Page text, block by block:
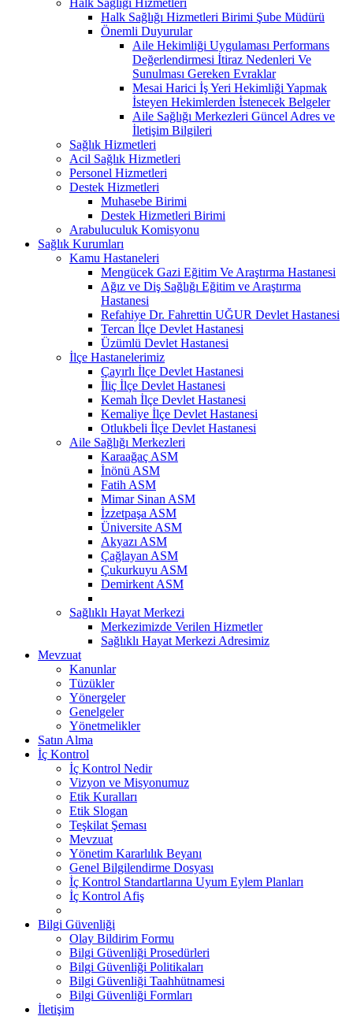
Halk Sağlığı Hizmetleri Birimi Şube Müdürü
Önemli Duyurular
Aile Hekimliği Uygulaması Performans
Değerlendirmesi İtiraz Nedenleri Ve
Sunulması Gereken Evraklar
Mesai Harici İş Yeri Hekimliği Yapmak
İsteyen Hekimlerden İstenecek Belgeler
Aile Sağlığı Merkezleri Güncel Adres ve
İletişim Bilgileri
Sağlık Hizmetleri
Acil Sağlık Hizmetleri
Personel Hizmetleri
Destek Hizmetleri
Muhasebe Birimi
Destek Hizmetleri Birimi
Arabuluculuk Komisyonu
Sağlık Kurumları
Kamu Hastaneleri
Mengücek Gazi Eğitim Ve Araştırma Hastanesi
Ağız ve Diş Sağlığı Eğitim ve Araştırma
Hastanesi
Refahiye Dr. Fahrettin UĞUR Devlet Hastanesi
Tercan İlçe Devlet Hastanesi
Üzümlü Devlet Hastanesi
İlçe Hastanelerimiz
Çayırlı İlçe Devlet Hastanesi
İliç İlçe Devlet Hastanesi
Kemah İlçe Devlet Hastanesi
Kemaliye İlçe Devlet Hastanesi
Otlukbeli İlçe Devlet Hastanesi
Aile Sağlığı Merkezleri
Karaağaç ASM
İnönü ASM
Fatih ASM
Mimar Sinan ASM
İzzetpaşa ASM
Üniversite ASM
Akyazı ASM
Çağlayan ASM
Çukurkuyu ASM
Demirkent ASM
Sağlıklı Hayat Merkezi
Merkezimizde Verilen Hizmetler
Sağlıklı Hayat Merkezi Adresimiz
Mevzuat
Kanunlar
Tüzükler
Yönergeler
Genelgeler
Yönetmelikler
Satın Alma
İç Kontrol
İç Kontrol Nedir
Vizyon ve Misyonumuz
Etik Kuralları
Etik Slogan
Teşkilat Şeması
Mevzuat
Yönetim Kararlılık Beyanı
Genel Bilgilendirme Dosyası
İç Kontrol Standartlarına Uyum Eylem Planları
İç Kontrol Afiş
Bilgi Güvenliği
Olay Bildirim Formu
Bilgi Güvenliği Prosedürleri
Bilgi Güvenliği Politikaları
Bilgi Güvenliği Taahhütnamesi
Bilgi Güvenliği Formları
İletişim